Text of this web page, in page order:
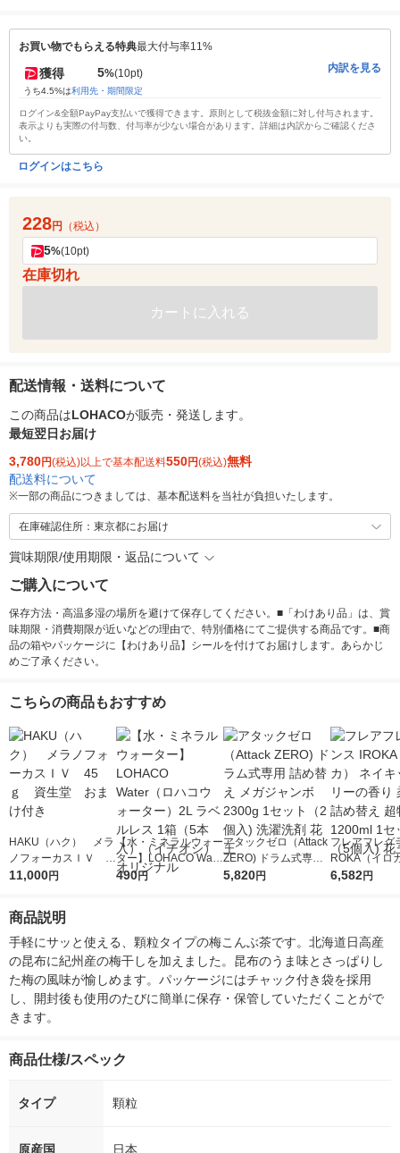
お買い物でもらえる特典最大付与率11%
獲得 5%(10pt)
うち4.5%は利用先・期間限定
内訳を見る
ログイン&全額PayPay支払いで獲得できます。原則として税抜金額に対し付与されます。
表示よりも実際の付与数、付与率が少ない場合があります。詳細は内訳からご確認くださ
い。
ログインはこちら
228円 （税込）
5%(10pt)
在庫切れ
カートに入れる
配送情報・送料について
この商品はLOHACOが販売・発送します。
最短翌日お届け
3,780円(税込)以上で基本配送料550円(税込)無料
配送料について
※一部の商品につきましては、基本配送料を当社が負担いたします。
在庫確認住所：東京都にお届け
賞味期限/使用期限・返品について
ご購入について
保存方法・高温多湿の場所を避けて保存してください。■「わけあり品」は、賞
味期限・消費期限が近いなどの理由で、特別価格にてご提供する商品です。■商
品の箱やパッケージに【わけあり品】シールを付けてお届けします。あらかじ
めご了承ください。
こちらの商品もおすすめ
HAKU（ハク） メラ
ノフォーカスＩＶ 4
5ｇ 資生堂 おまけ
11,000円
【水・ミネラルウォー
ター】LOHACO Wate
r（ロハコウォータ
490円
アタックゼロ（Attack
ZERO) ドラム式専用
詰め替え メガジャン
5,820円
フレアフレグ
ROKA（イロ
イキッドリリ
6,582円
商品説明
手軽にサッと使える、顆粒タイプの梅こんぶ茶です。北海道日高産
の昆布に紀州産の梅干しを加えました。昆布のうま味とさっぱりし
た梅の風味が愉しめます。パッケージにはチャック付き袋を採用
し、開封後も使用のたびに簡単に保存・保管していただくことがで
きます。
商品仕様/スペック
タイプ 顆粒
原産国 日本